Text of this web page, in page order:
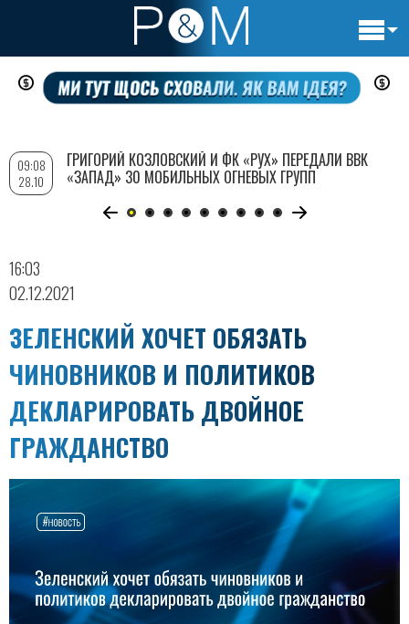
Перейти
содержанию
16:03
02.12.2021
ЗЕЛЕНСКИЙ ХОЧЕТ ОБЯЗАТЬ
ЧИНОВНИКОВ И ПОЛИТИКОВ
ДЕКЛАРИРОВАТЬ ДВОЙНОЕ
ГРАЖДАНСТВО
09:08
28.10
ГРИГОРИЙ КОЗЛОВСКИЙ И ФК «РУХ» ПЕРЕДАЛИ ВВК
«ЗАПАД» 30 МОБИЛЬНЫХ ОГНЕВЫХ ГРУПП